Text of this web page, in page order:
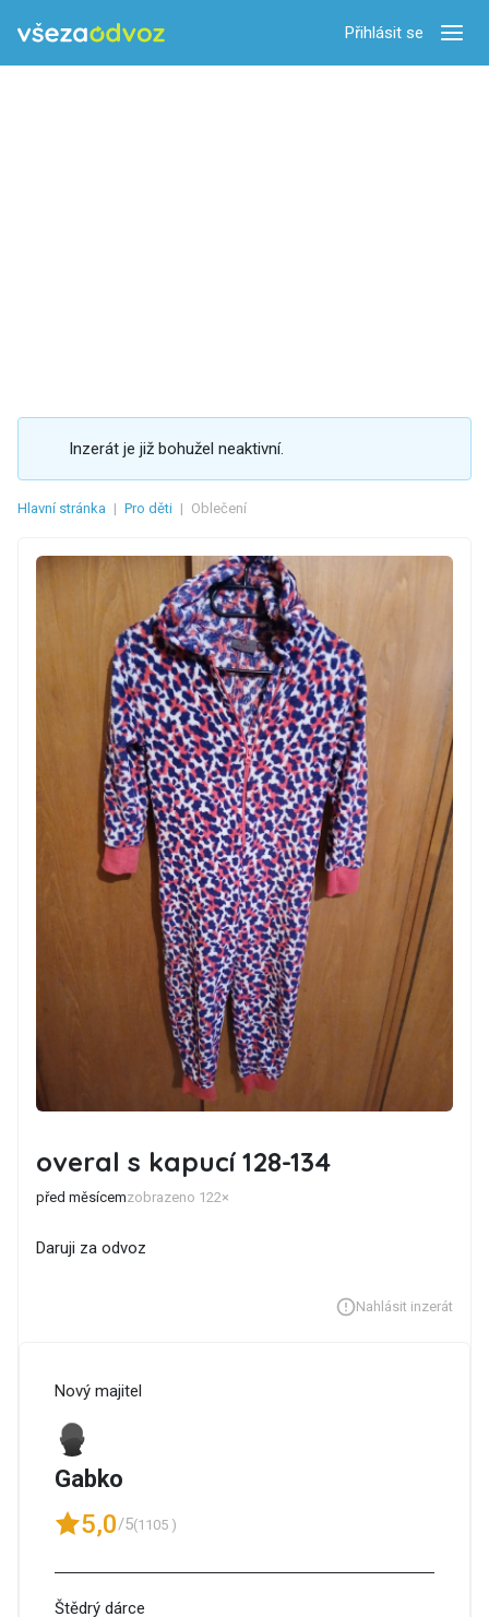
Přihlásit se
Inzerát je již bohužel neaktivní.
Hlavní stránka | Pro děti | Oblečení
overal s kapucí 128-134
před měsícemzobrazeno 122×
Daruji za odvoz
Nahlásit inzerát
Nový majitel
Gabko
5,0/5(1105 )
Štědrý dárce